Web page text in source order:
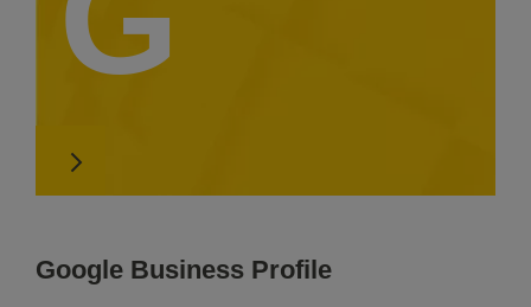
Google Business Profile